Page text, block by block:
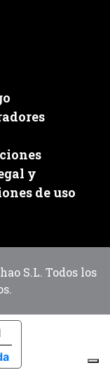
y
de uso
S.L. Todos los